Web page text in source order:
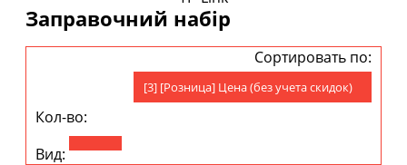
Заправочний набір
Сортировать по:
[3] [Розница] Цена (без учета скидок)
Кол-во:
Вид: